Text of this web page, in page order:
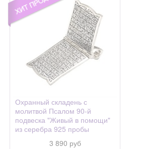
Цитрин
Эмаль
Антонина
Аполлинарий
Аполлинария
Апфия(Аппия)
Арефа
Ариадна (Алина, Арина)
Охранный складень с
молитвой Псалом 90-й
подвеска "Живый в помощи"
из серебра 925 пробы
3 890 руб